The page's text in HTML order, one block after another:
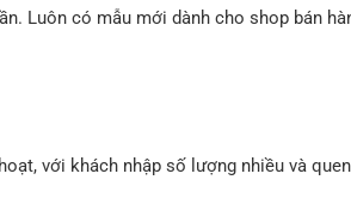
Luôn có mẫu mới dành cho shop bán
với khách nhập số lượng nhiều và